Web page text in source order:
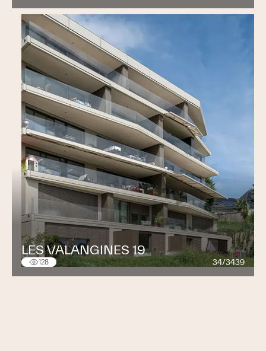
LES VALANGINES 19
128 34/3439